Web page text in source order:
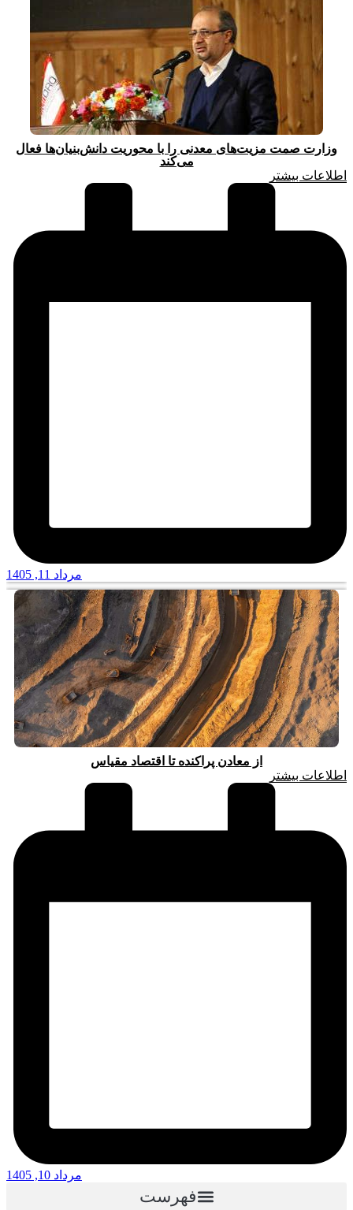
وزارت صمت مزیت‌های معدنی را با محوریت دانش‌بنیان‌ها فعال
می‌کند
اطلاعات بیشتر
مرداد 11, 1405
از معادن پراکنده تا اقتصاد مقیاس
اطلاعات بیشتر
مرداد 10, 1405
فهرست